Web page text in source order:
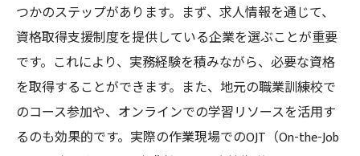
つかのステップがあります。まず、求人情報を通じて、
資格取得支援制度を提供している企業を選ぶことが重要
です。これにより、実務経験を積みながら、必要な資格
を取得することができます。また、地元の職業訓練校で
のコース参加や、オンラインでの学習リソースを活用す
るのも効果的です。実際の作業現場でのOJT（On-the-Job